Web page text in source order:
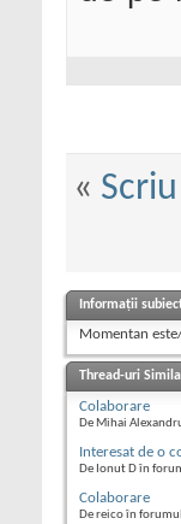
«
Informații
Momentan
Thread-uri
Colaborare
De Mihai
Interesat de o
De Ionut D în
Colaborare
De reico în